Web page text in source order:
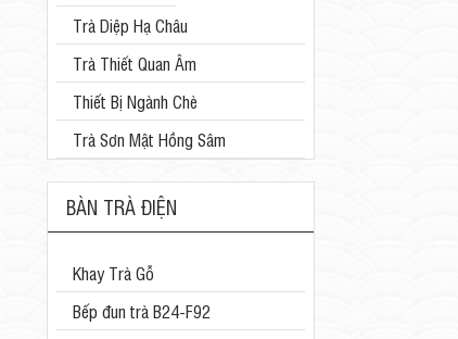
Linh
Trà Diệp Hạ Châu
Trà Thiết Quan Âm
Thiết Bị Ngành Chè
Trà Sơn Mật Hồng Sâm
BÀN TRÀ ĐIỆN
Khay Trà Gỗ
Bếp đun trà B24-F92